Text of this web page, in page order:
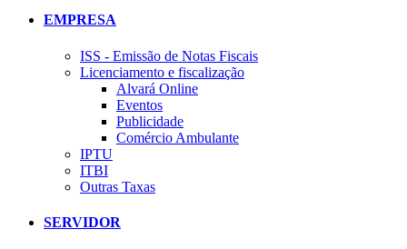
EMPRESA
ISS - Emissão de Notas Fiscais
Licenciamento e fiscalização
Alvará Online
Eventos
Publicidade
Comércio Ambulante
IPTU
ITBI
Outras Taxas
SERVIDOR